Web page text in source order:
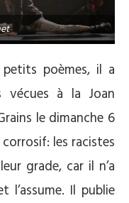
poèmes, il a
vécues à la Joan
le dimanche 6
les racistes
grade, car il n’a
l’assume. Il publie